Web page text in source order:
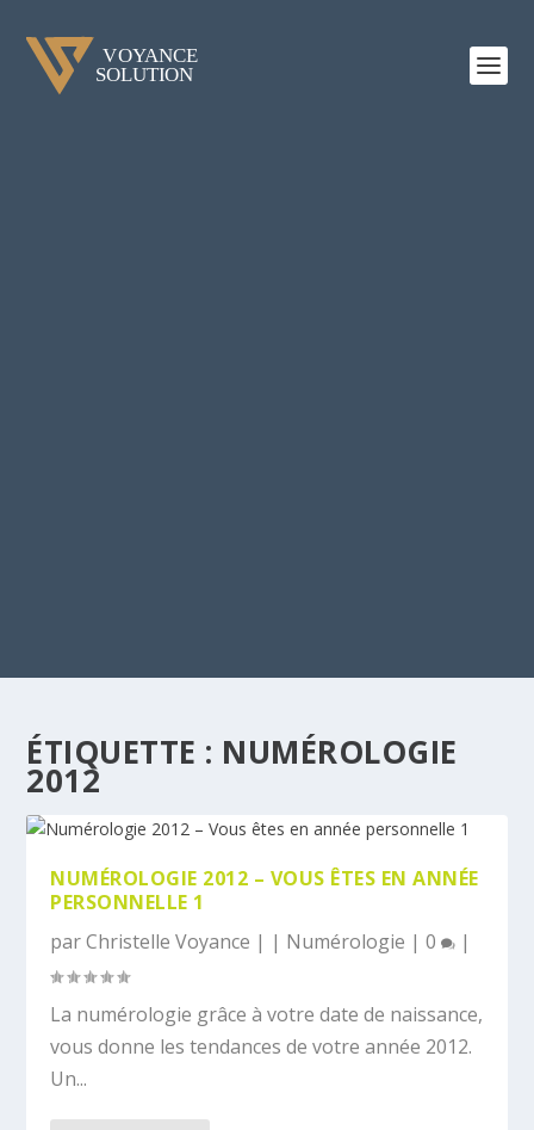
ÉTIQUETTE : NUMÉROLOGIE
2012
NUMÉROLOGIE 2012 – VOUS ÊTES EN ANNÉE
PERSONNELLE 1
parChristelle Voyance | | Numérologie |0 |
La numérologie grâce à votre date de naissance,
vous donne les tendances de votre année 2012.
Un...